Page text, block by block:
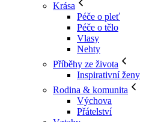
Krása
Péče o pleť
Péče o tělo
Vlasy
Nehty
Příběhy ze života
Inspirativní ženy
Rodina & komunita
Výchova
Přátelství